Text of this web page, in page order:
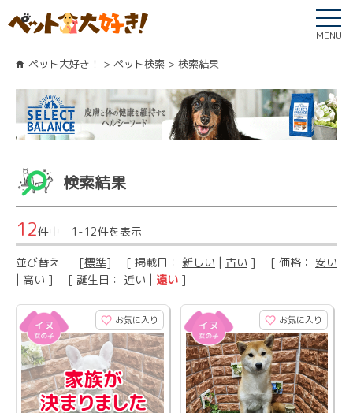
MENU
ペット大好き！ ペット検索 検索結果
検索結果
12件中 1-12件を表示
並び替え [標準] [ 掲載日： 新しい | 古い ] [ 価格： 安い
| 高い ] [ 誕生日： 近い | 遠い ]
お気に入り お気に入り